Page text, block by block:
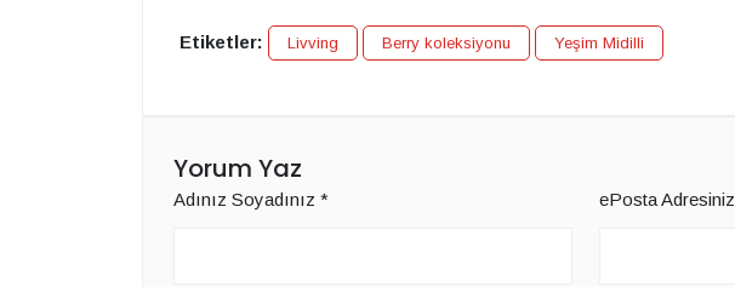
Etiketler: Livving Berry koleksiyonu Yeşim Midilli
Yorum Yaz
Adınız Soyadınız * ePosta Adresiniz